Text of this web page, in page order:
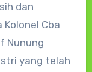
dan
Cba
Nunung
yang telah